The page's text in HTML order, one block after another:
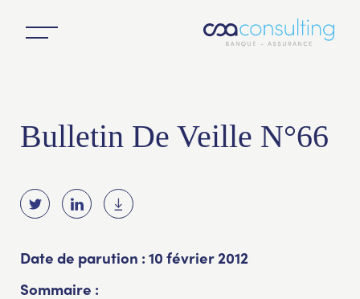
Bulletin De Veille N°66
Date de parution : 10 février 2012
Sommaire :